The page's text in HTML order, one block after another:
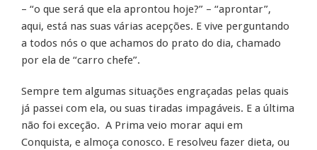
– “o que será que ela aprontou hoje?” – “aprontar”,
aqui, está nas suas várias acepções. E vive perguntando
a todos nós o que achamos do prato do dia, chamado
por ela de “carro chefe”.
Sempre tem algumas situações engraçadas pelas quais
já passei com ela, ou suas tiradas impagáveis. E a última
não foi exceção. A Prima veio morar aqui em
Conquista, e almoça conosco. E resolveu fazer dieta, ou